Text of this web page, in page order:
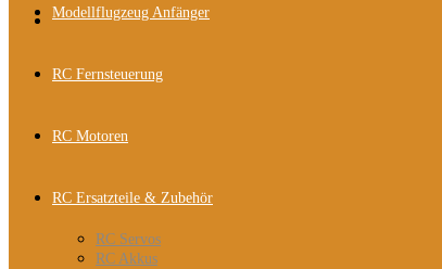
Modellflugzeug Anfänger
RC Fernsteuerung
RC Motoren
RC Ersatzteile & Zubehör
RC Servos
RC Akkus